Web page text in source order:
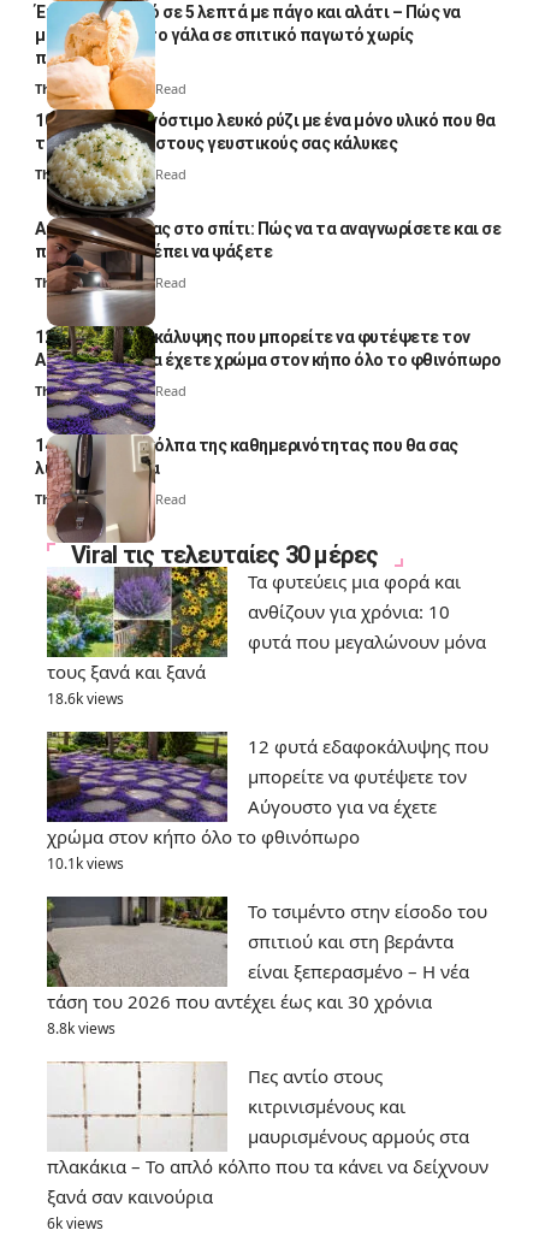
Έτοιμο παγωτό σε 5 λεπτά με πάγο και αλάτι – Πώς να
μετατρέψετε το γάλα σε σπιτικό παγωτό χωρίς
παγωτομηχανή
Thali Ombre 4 Min Read
10 φορές ποιο νόστιμο λευκό ρύζι με ένα μόνο υλικό που θα
το απογειώσει στους γευστικούς σας κάλυκες
Thali Ombre4 Min Read
Αυγά κατσαρίδας στο σπίτι: Πώς να τα αναγνωρίσετε και σε
ποια σημεία πρέπει να ψάξετε
Thali Ombre4 Min Read
12 φυτά εδαφοκάλυψης που μπορείτε να φυτέψετε τον
Αύγουστο για να έχετε χρώμα στον κήπο όλο το φθινόπωρο
Thali Ombre7 Min Read
14 πανέξυπνα κόλπα της καθημερινότητας που θα σας
λύσουν τα χέρια
Thali Ombre 6 Min Read
Viral τις τελευταίες 30 μέρες
Τα φυτεύεις μια φορά και
ανθίζουν για χρόνια: 10
φυτά που μεγαλώνουν μόνα
τους ξανά και ξανά
18.6k views
12 φυτά εδαφοκάλυψης που
μπορείτε να φυτέψετε τον
Αύγουστο για να έχετε
χρώμα στον κήπο όλο το φθινόπωρο
10.1k views
Το τσιμέντο στην είσοδο του
σπιτιού και στη βεράντα
είναι ξεπερασμένο – Η νέα
τάση του 2026 που αντέχει έως και 30 χρόνια
8.8k views
Πες αντίο στους
κιτρινισμένους και
μαυρισμένους αρμούς στα
πλακάκια – Το απλό κόλπο που τα κάνει να δείχνουν
ξανά σαν καινούρια
6k views